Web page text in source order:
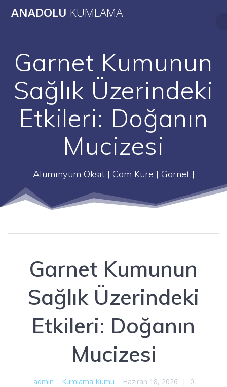
to
ANADOLU KUMLAMA
Garnet Kumunun
Sağlık Üzerindeki
Etkileri: Doğanın
Mucizesi
Aluminyum Oksit | Cam Küre | Garnet |
Garnet Kumunun
Sağlık Üzerindeki
Etkileri: Doğanın
Mucizesi
admin Kumlama Kumu Haziran 18, 2026 | 0